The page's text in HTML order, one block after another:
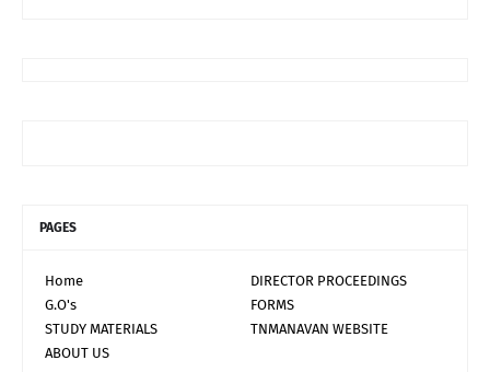
PAGES
Home
DIRECTOR PROCEEDINGS
G.O's
FORMS
STUDY MATERIALS
TNMANAVAN WEBSITE
ABOUT US